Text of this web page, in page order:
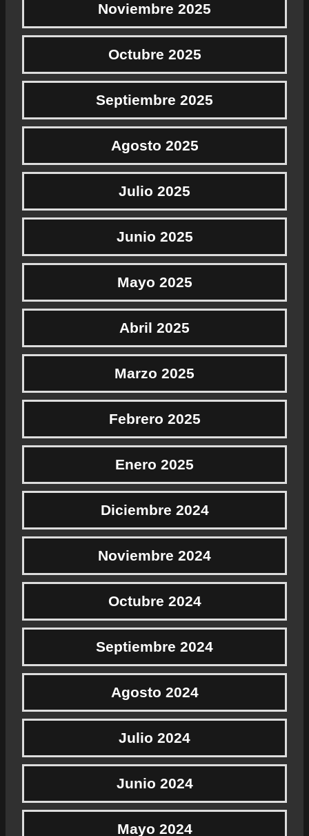
Noviembre 2025
Octubre 2025
Septiembre 2025
Agosto 2025
Julio 2025
Junio 2025
Mayo 2025
Abril 2025
Marzo 2025
Febrero 2025
Enero 2025
Diciembre 2024
Noviembre 2024
Octubre 2024
Septiembre 2024
Agosto 2024
Julio 2024
Junio 2024
Mayo 2024